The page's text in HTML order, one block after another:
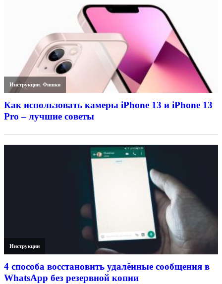
Инструкции,Фишки
Как использовать камеры iPhone 13 и iPhone 13
Pro – лучшие советы
Инструкции
4 способа восстановить удалённые сообщения в
WhatsApp без резервной копии